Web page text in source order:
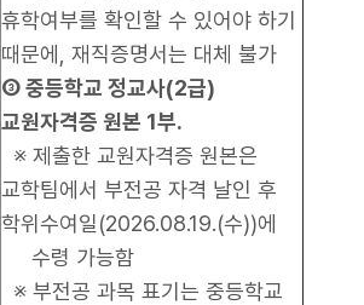
휴학여부를 확인할 수 있어야 하기
때문에, 재직증명서는 대체 불가
③ 중등학교 정교사(2급)
교원자격증 원본 1부.
※ 제출한 교원자격증 원본은
교학팀에서 부전공 자격 날인 후
학위수여일(2026.08.19.(수))에
수령 가능함
※ 부전공 과목 표기는 중등학교